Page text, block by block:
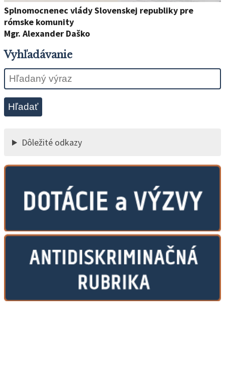
Splnomocnenec vlády Slovenskej republiky pre
rómske komunity
Mgr. Alexander Daško
Vyhľadávanie
Hľadať
Dôležité odkazy